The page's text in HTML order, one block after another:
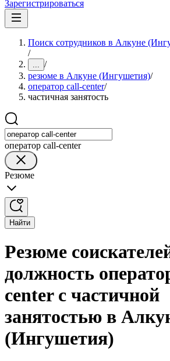
Зарегистрироваться
Поиск сотрудников в Алкуне
/
... /
резюме в Алкуне (Ингушетия)/
оператор call-center/
частичная занятость
оператор call-center
Резюме
Найти
Резюме
должность
center с частичной
занятостью в
(Ингушетия)